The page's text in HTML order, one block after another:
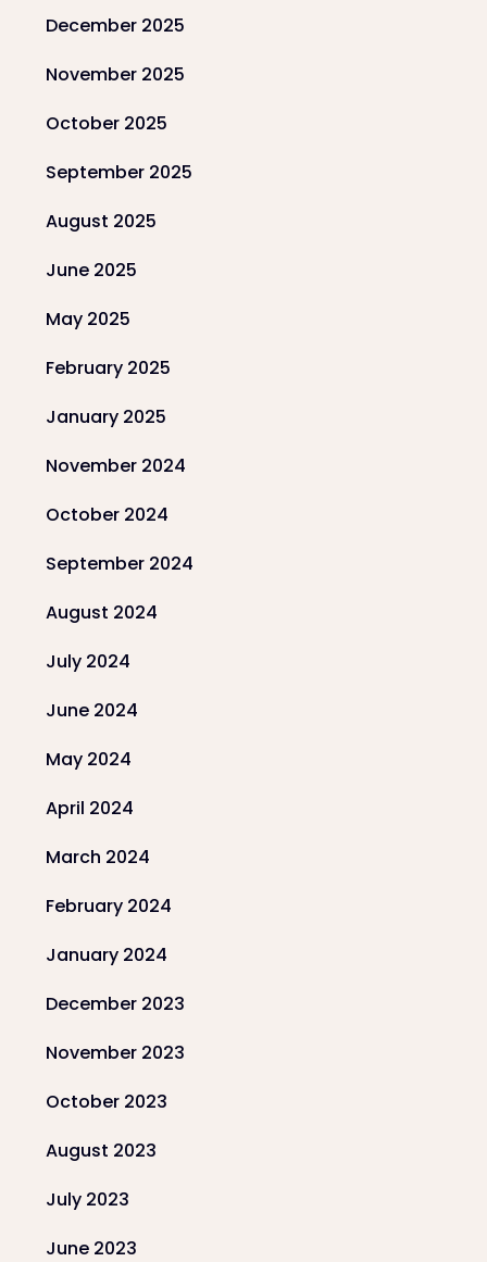
December 2025
November 2025
October 2025
September 2025
August 2025
June 2025
May 2025
February 2025
January 2025
November 2024
October 2024
September 2024
August 2024
July 2024
June 2024
May 2024
April 2024
March 2024
February 2024
January 2024
December 2023
November 2023
October 2023
August 2023
July 2023
June 2023